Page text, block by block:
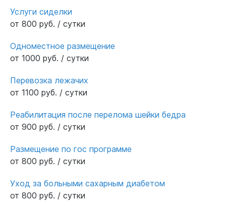
Услуги сиделки
от 800 руб. / сутки
Одноместное размещение
от 1000 руб. / сутки
Перевозка лежачих
от 1100 руб. / сутки
Реабилитация после перелома шейки бедра
от 900 руб. / сутки
Размещение по гос программе
от 800 руб. / сутки
Уход за больными сахарным диабетом
от 800 руб. / сутки